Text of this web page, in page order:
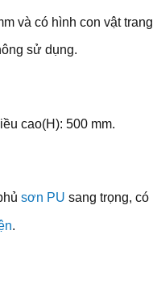
và có hình con vật
sử dụng.
cao(H): 500 mm.
sơn PU sang trọng,
.